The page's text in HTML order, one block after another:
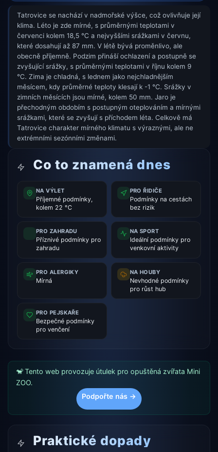
Tatrovice se nachází v nadmořské výšce, což ovlivňuje její
klima. Léto je zde mírné, s průměrnými teplotami v
červenci kolem 18,5 °C a nejvyššími srážkami v červnu,
které dosahují až 87 mm. V létě bývá proměnlivo, ale
obecně příjemně. Podzim přináší ochlazení a postupně se
zvyšující srážky, s průměrnými teplotami v říjnu kolem 9
°C. Zima je chladná, s lednem jako nejchladnějším
měsícem, kdy průměrné teploty klesají k -1 °C. Srážky v
zimních měsících jsou mírné, kolem 50 mm. Jaro je
přechodným obdobím s postupným oteplováním a mírnými
srážkami, které se zvyšují s příchodem léta. Celkově má
Tatrovice charakter mírného klimatu s výraznými, ale ne
extrémními sezónními změnami.
Co to znamená dnes
NA VÝLET
Příjemné podmínky,
kolem 22 °C
PRO ŘIDIČE
Podmínky na cestách
bez rizik
PRO ZAHRADU
Příznivé podmínky pro
zahradu
NA SPORT
Ideální podmínky pro
venkovní aktivity
PRO ALERGIKY
Mírná
NA HOUBY
Nevhodné podmínky
pro růst hub
PRO PEJSKAŘE
Bezpečné podmínky
pro venčení
🐒 Tento web provozuje útulek pro opuštěná zvířata Mini
ZOO.
Podpořte nás →
Praktické dopady